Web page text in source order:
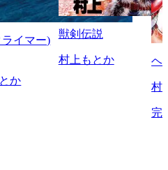
イマー)
か
獣剣伝説
村上もとか ヘ
村
完